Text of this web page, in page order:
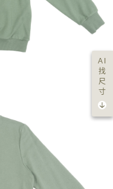
AI
找
尺
寸